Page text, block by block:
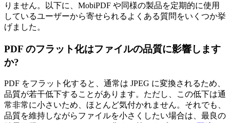
りません。以下に、MobiPDF や同様の製品を定期的に使用
しているユーザーから寄せられるよくある質問をいくつか挙
げました。
PDF のフラット化はファイルの品質に影響します
か?
PDF をフラット化すると、通常は JPEG に変換されるため、
品質が若干低下することがあります。ただし、この低下は通
常非常に小さいため、ほとんど気付かれません。それでも、
品質を維持しながらファイルを小さくしたい場合は、最良の